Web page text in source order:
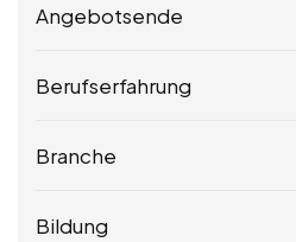
Angebotsende
Berufserfahrung
Branche
Bildung